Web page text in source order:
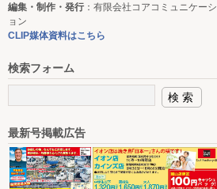
編集・制作・発行：有限会社コアコミュニケーシ
ョン
CLIP媒体資料はこちら
検索フォーム
最新号掲載広告